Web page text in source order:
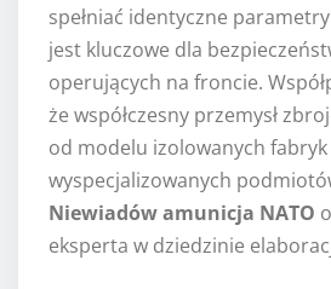
spełniać identyczne
jest kluczowe dla
operujących na froncie.
że współczesny przemysł
od modelu izolowanych fabryk
wyspecjalizowanych
Niewiadów amunicja NATO
eksperta w dziedzinie